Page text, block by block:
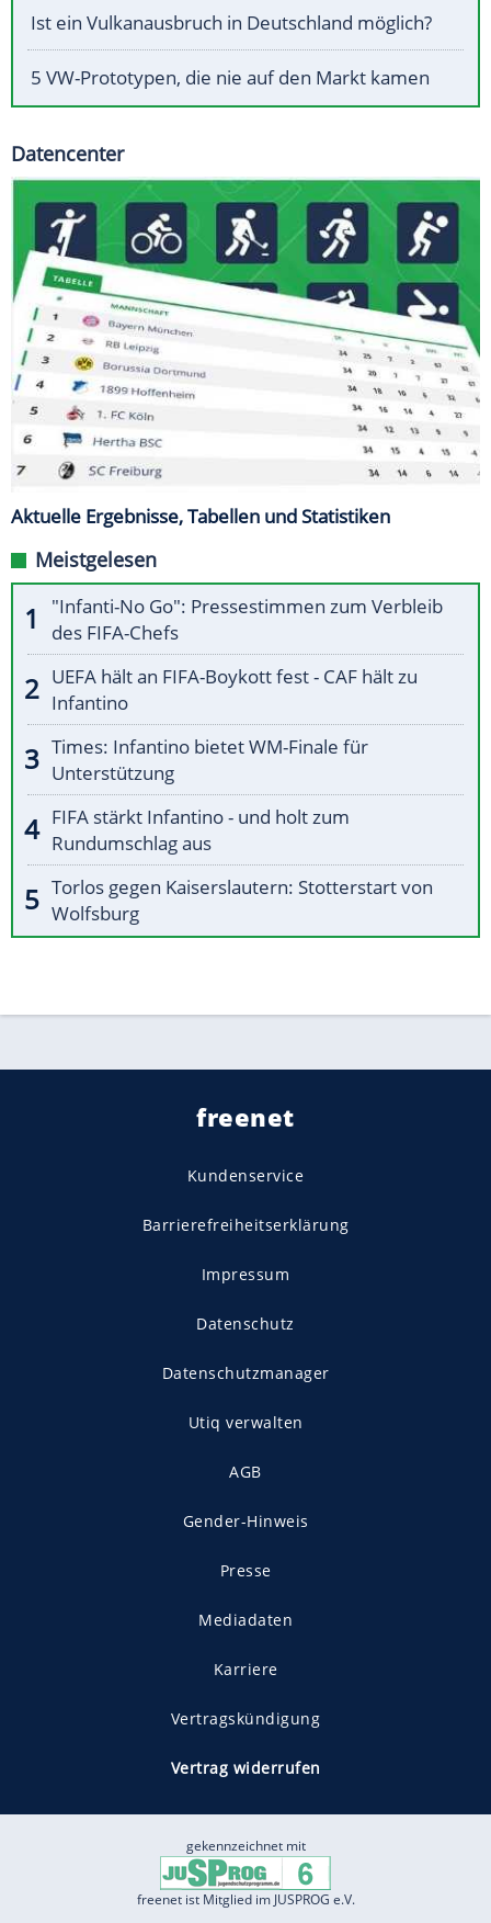
Ist ein Vulkanausbruch in Deutschland möglich?
5 VW-Prototypen, die nie auf den Markt kamen
Datencenter
Aktuelle Ergebnisse, Tabellen und Statistiken
Meistgelesen
"Infanti-No Go": Pressestimmen zum Verbleib
des FIFA-Chefs
UEFA hält an FIFA-Boykott fest - CAF hält zu
Infantino
Times: Infantino bietet WM-Finale für
Unterstützung
FIFA stärkt Infantino - und holt zum
Rundumschlag aus
Torlos gegen Kaiserslautern: Stotterstart von
Wolfsburg
freenet
Kundenservice
Barrierefreiheitserklärung
Impressum
Datenschutz
Datenschutzmanager
Utiq verwalten
AGB
Gender-Hinweis
Presse
Mediadaten
Karriere
Vertragskündigung
Vertrag widerrufen
gekennzeichnet mit
freenet ist Mitglied im JUSPROG e.V.